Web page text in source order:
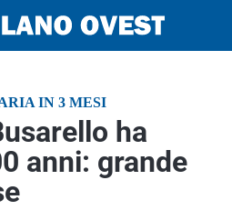
IN 3 MESI
ha
anni: grande